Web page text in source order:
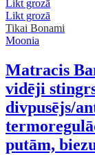
Likt grozā
Likt grozā
Tikai Bonami
Moonia
Matracis
vidēji
divpusējs/
putām,